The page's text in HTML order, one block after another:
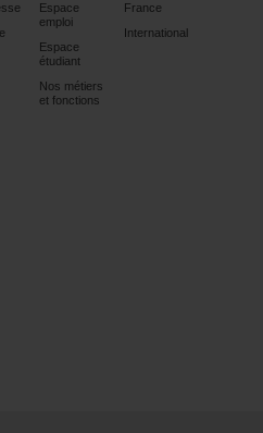
Espace
emploi
Espace
étudiant
Nos métiers
et fonctions
France
International